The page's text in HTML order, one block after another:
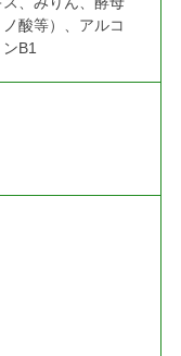
酸等）、アルコ
B1